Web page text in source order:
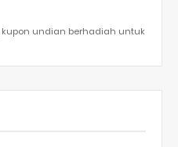
undian berhadiah untuk